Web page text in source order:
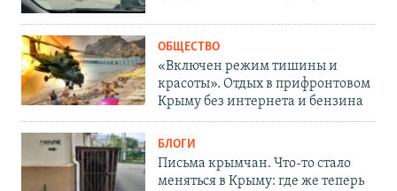
ОБЩЕСТВО
«Включен режим тишины и
красоты». Отдых в прифронтовом
Крыму без интернета и бензина
БЛОГИ
Письма крымчан. Что-то стало
меняться в Крыму: где же теперь